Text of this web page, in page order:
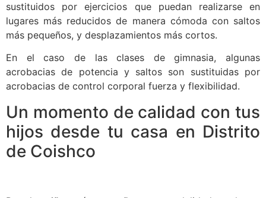
sustituidos por ejercicios que puedan realizarse en
lugares más reducidos de manera cómoda con saltos
más pequeños, y desplazamientos más cortos.
En el caso de las clases de gimnasia, algunas
acrobacias de potencia y saltos son sustituidas por
acrobacias de control corporal fuerza y flexibilidad.
Un momento de calidad con tus
hijos desde tu casa en Distrito
de Coishco